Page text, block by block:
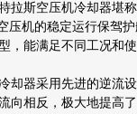
拉斯空压机冷却器堪
压机的稳定运行保驾
，能满足不同工况和使
却器采用先进的逆流
向相反，极大地提高